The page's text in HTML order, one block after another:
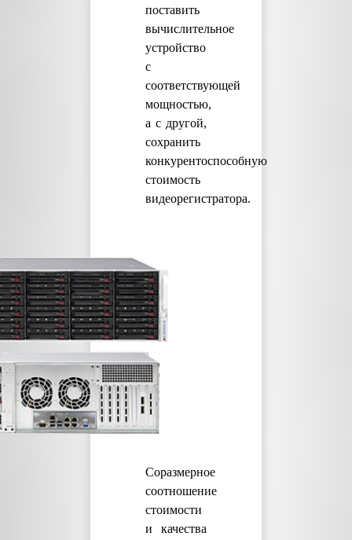
поставить
вычислительное
устройство
с
соответствующей
мощностью,
а с другой,
сохранить
конкурентоспособную
стоимость
видеорегистратора.
Соразмерное
соотношение
стоимости
и качества